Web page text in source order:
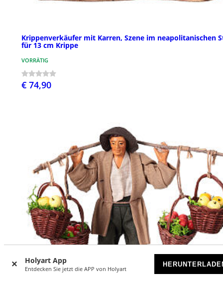
Holyart App
Entdecken Sie jetzt die APP von Holyart
Krippenverkäufer mit Karren, Szene im neapolitanischen
für 13 cm Krippe
VORRÄTIG
€ 74,90